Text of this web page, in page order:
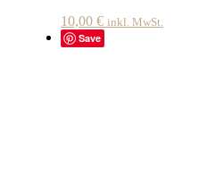
10,00 € inkl. MwSt.
Save